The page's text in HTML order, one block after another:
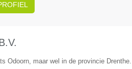
Odoorn, maar wel in de provincie Drenthe.